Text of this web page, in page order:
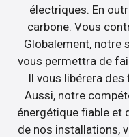
électriques. En
carbone. Vous
Globalement, notre
vous permettra de
Il vous libérera des
Aussi, notre
énergétique fiable et
de nos installations,